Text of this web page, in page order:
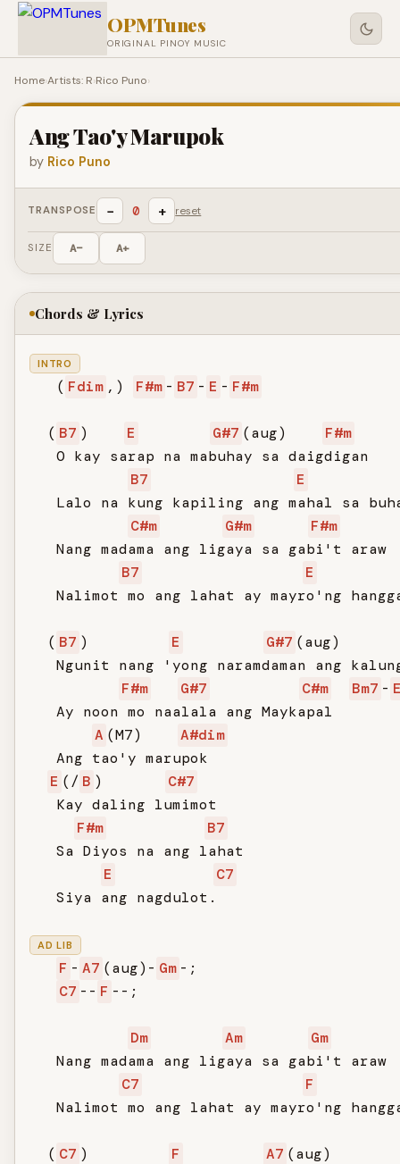
OPMTunes
ORIGINAL PINOY MUSIC
Home›Artists: R›Rico Puno›
Ang Tao'y Marupok
by Rico Puno
TRANSPOSE − 0 + reset
SIZE A− A+
Chords & Lyrics
INTRO
   (
Fdim ,) F#m - B7 - E - F#m
  (
B7 ) E G#7 (aug)
F#m
   O kay sarap na mabuhay sa daigdigan
B7
E
Lalo na kung kapiling ang mahal sa
C#m
G#m
F#m
   Nang madama ang ligaya sa gabi't araw
B7
E
Nalimot mo ang lahat ay mayro'ng
  (
B7 ) E G#7
Ngunit nang 'yong naramdaman ang
F#m
G#7 C#m Bm7 -
   Ay noon mo naalala ang Maykapal
A (M7)
A#dim
   Ang tao'y marupok
E (/ B )
C#7
   Kay daling lumimot
F#m
B7
   Sa Diyos na ang lahat
E
C7
   Siya ang nagdulot.
AD LIB
F - A7 (aug)- Gm -;
C7 -- F --;
Dm Am
Gm
   Nang madama ang ligaya sa gabi't araw
C7
F
Nalimot mo ang lahat ay mayro'ng
  (
C7 ) F A7